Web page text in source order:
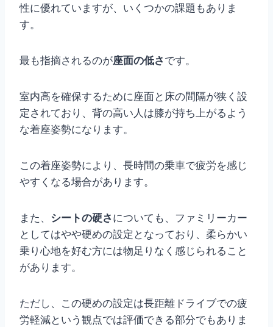
性に優れていますが、いくつかの課題もありま
す。
最も指摘されるのが座面の低さ です。
室内高を確保するために座面と床の間隔が狭く設
定されており、背の高い人は膝が持ち上がるよう
な着座姿勢になります。
この着座姿勢により、長時間の乗車で疲労を感じ
やすくなる場合があります。
また、 シートの硬さ についても、ファミリーカー
としてはやや硬めの設定となっており、柔らかい
乗り心地を好む方には物足りなく感じられること
があります。
ただし、この硬めの設定は長距離ドライブでの疲
労軽減という観点では評価できる部分でもありま